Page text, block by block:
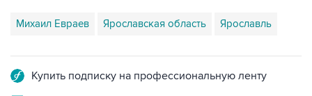
Михаил Евраев Ярославская область Ярославль
Купить подписку на профессиональную ленту